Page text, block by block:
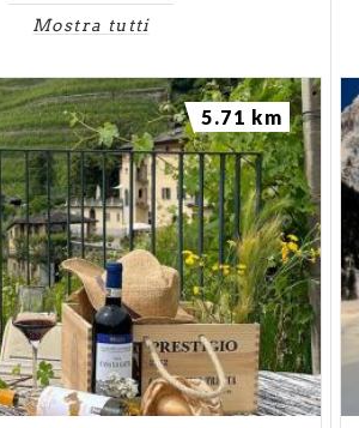
Mostra tutti
5.71 km